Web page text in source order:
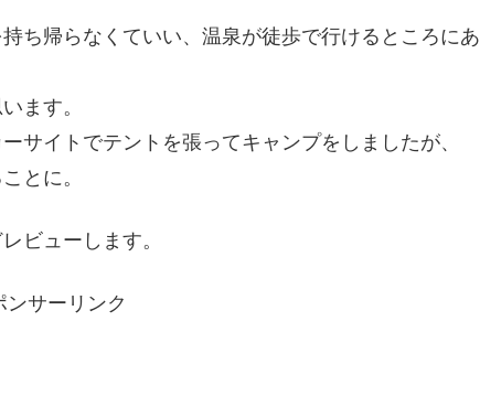
ち帰らなくていい、温泉が徒歩で行けるところにあ
ます。
サイトでテントを張ってキャンプをしましたが、
とに。
ビューします。
ンサーリンク